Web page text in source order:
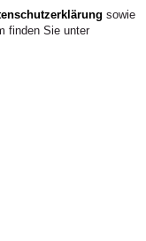
sowie
finden Sie unter